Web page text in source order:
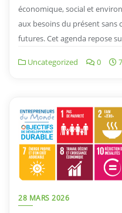
économique, social et
aux besoins du présent
futures. Cet agenda repose
Uncategorized 0
28 MARS 2026